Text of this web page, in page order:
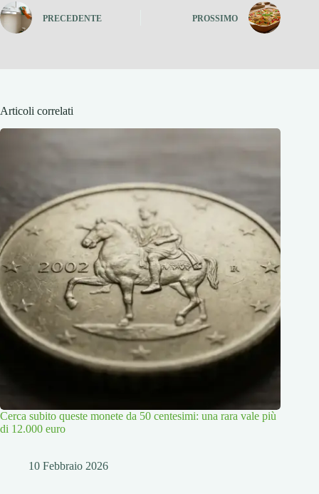
PRECEDENTE PROSSIMO
Articoli correlati
Cerca subito queste monete da 50 centesimi: una rara vale più
di 12.000 euro
10 Febbraio 2026